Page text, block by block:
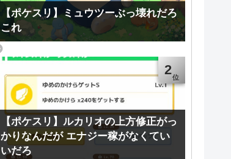
【ポケスリ】ミュウツーぶっ壊れだろ
これ
2
【ポケスリ】ルカリオの上方修正がっ
かりなんだが エナジー稼がなくてい
いだろ